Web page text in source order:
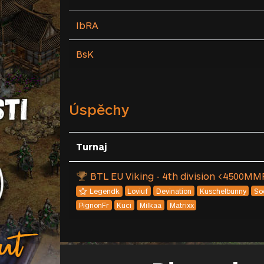
IbRA
BsK
Úspěchy
Turnaj
BTL EU Viking - 4th division
Legendk Loviuf Devination Kuschelbunny
PignonFr
Kuci Milkaa Matrixx